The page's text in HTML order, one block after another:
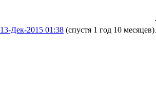
13-Дек-2015 01:38 (спустя 1 год 10 месяцев)